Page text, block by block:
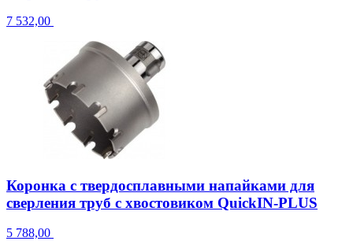
7 532,00
Коронка с твердосплавными напайками для
сверления труб с хвостовиком QuickIN-PLUS
5 788,00